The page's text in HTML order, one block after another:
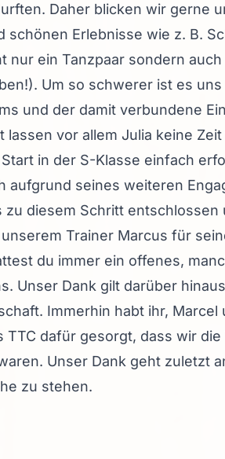
Daher blicken wir gerne
schönen Erlebnisse wie z. B.
nur ein Tanzpaar sondern
Um so schwerer ist es
und der damit verbundene
lassen vor allem Julia keine
in der S-Klasse einfach
aufgrund seines weiteren
zu diesem Schritt
Trainer Marcus für
du immer ein offenes,
Unser Dank gilt darüber
Immerhin habt ihr,
TTC dafür gesorgt, dass wir
Unser Dank geht zuletzt
zu stehen.